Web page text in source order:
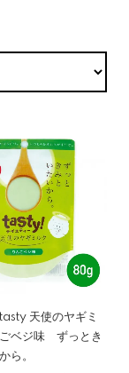
天使のヤギミ
ベジ味 ずっとき
ら。